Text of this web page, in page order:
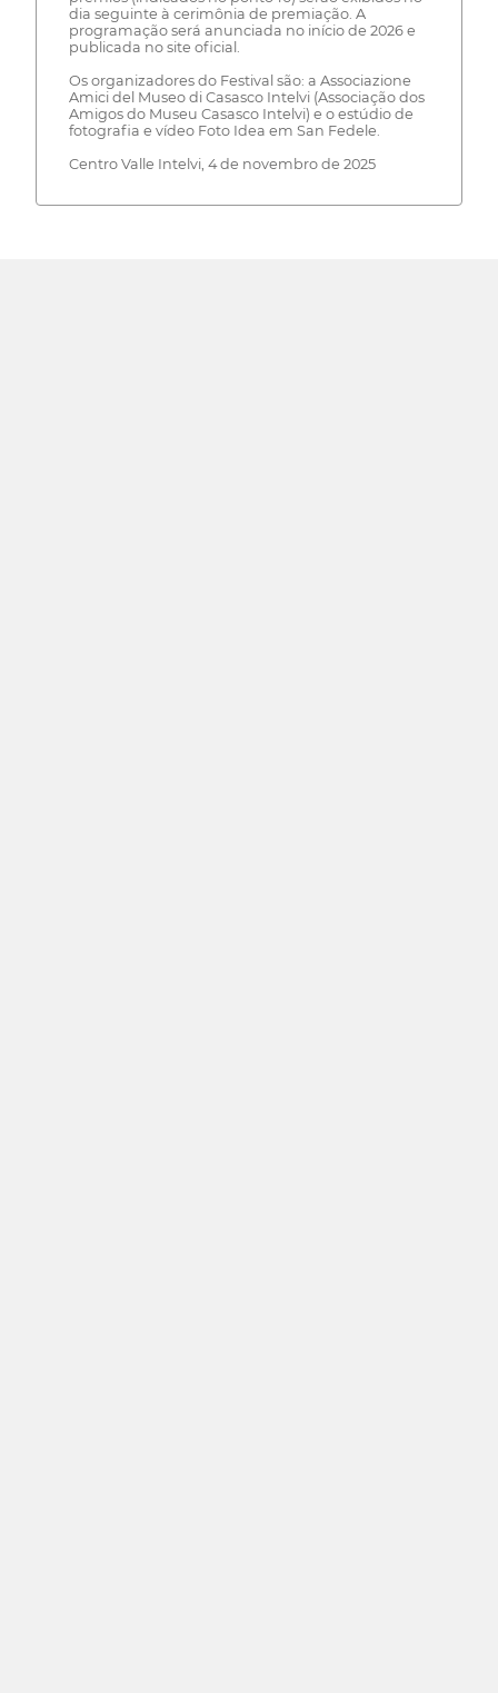
dia seguinte à cerimônia de premiação. A
programação será anunciada no início de 2026 e
publicada no site oficial.
Os organizadores do Festival são: a Associazione
Amici del Museo di Casasco Intelvi (Associação dos
Amigos do Museu Casasco Intelvi) e o estúdio de
fotografia e vídeo Foto Idea em San Fedele.
Centro Valle Intelvi, 4 de novembro de 2025